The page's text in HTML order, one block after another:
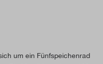
um ein Fünfspeichenrad